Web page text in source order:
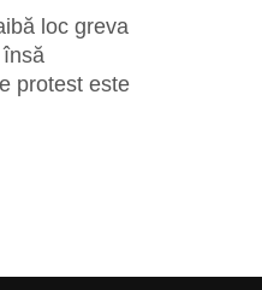
loc greva
însă
protest este